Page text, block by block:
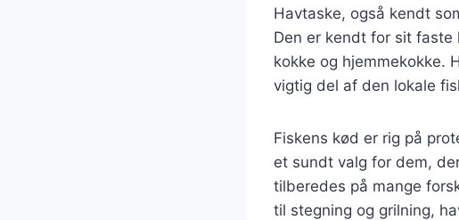
Havtaske, også kendt
Den er kendt for sit
kokke og hjemmekokke.
vigtig del af den lokale
Fiskens kød er rig på
et sundt valg for dem,
tilberedes på mange
til stegning og grilning,